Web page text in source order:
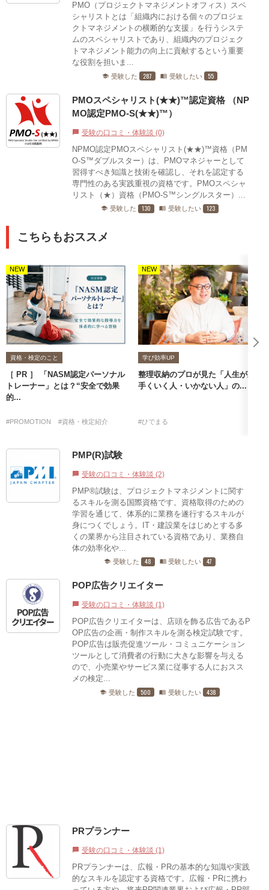
PMO（プロジェクトマネジメントオフィス）スペ
シャリストとは「組織内における個々のプロジェ
クトマネジメントの横断的な支援」を行うシステ
ムのスペシャリストであり、組織内のプロジェク
トマネジメント能力の向上に貢献するという重要
な役割を担いま...
school 受験した 287 menu_book 受験したい 55
PMOスペシャリスト(★★)™認定資格 （NP
MO認定PMO-S(★★)™）
chat_bubble 受験の口コミ・体験談 (0)
NPMO認定PMOスペシャリスト(★★)™資格（PM
O-S™ダブルスター）は、PMOマネジャーとして
習得すべき知識と技術を確認し、それを認定する
専門性のある実践重視の資格です。PMOスペシャ
リスト（★）資格（PMO-S™シングルスター）...
school 受験した 130 menu_book 受験したい 123
こちらもおススメ
NEW
資格・検定のこと
［ PR ］ 「NASM認定パーソナル
トレーナー」とは？“安全で効果
的...
#PROMOTION #資格・検定紹介
NEW
学び効率UP
整理収納のプロが見た「人生が上
手くいく人・いかない人」の...
#ひでまる
PMP(R)試験
chat_bubble 受験の口コミ・体験談 (2)
PMP®試験は、プロジェクトマネジメントに関す
るスキルを測る国際資格です。資格取得のための
学習を通じて、体系的に業務を遂行するスキルが
身につくでしょう。IT・建設業をはじめとする多
くの業界から注目されている資格であり、業務自
体の効率化や...
school 受験した 48 menu_book 受験したい 47
POP広告クリエイター
chat_bubble 受験の口コミ・体験談 (1)
POP広告クリエイターは、店頭を飾る広告であるP
OP広告の企画・制作スキルを測る検定試験です。
POP広告は販売促進ツール・コミュニケーション
ツールとして消費者の行動に大きな影響を与える
ので、小売業やサービス業に従事する人におスス
メの検定...
school 受験した 500 menu_book 受験したい 438
PRプランナー
chat_bubble 受験の口コミ・体験談 (1)
PRプランナーは、広報・PRの基本的な知識や実践
的なスキルを認定する資格です。広報・PRに携わ